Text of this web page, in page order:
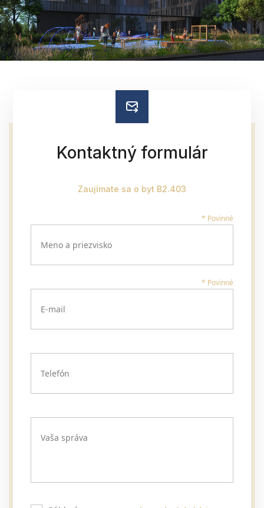
Kontaktný formulár
Zaujímate sa o byt B2.403
* Povinné
Meno a priezvisko
* Povinné
E-mail
Telefón
Vaša správa